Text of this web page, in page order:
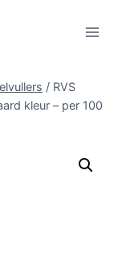
/ RVS
kleur – per 100